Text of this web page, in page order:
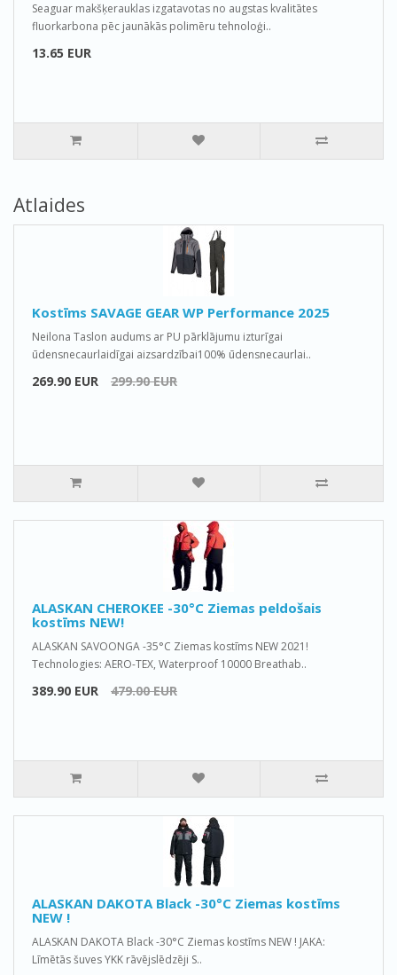
Seaguar makšķerauklas izgatavotas no augstas kvalitātes
fluorkarbona pēc jaunākās polimēru tehnoloģi..
13.65 EUR
Atlaides
Kostīms SAVAGE GEAR WP Performance 2025
Neilona Taslon audums ar PU pārklājumu izturīgai
ūdensnecaurlaidīgai aizsardzībai100% ūdensnecaurlai..
269.90 EUR 299.90 EUR
ALASKAN CHEROKEE -30°C Ziemas peldošais
kostīms NEW!
ALASKAN SAVOONGA -35°C Ziemas kostīms NEW 2021!
Technologies: AERO-TEX, Waterproof 10000 Breathab..
389.90 EUR 479.00 EUR
ALASKAN DAKOTA Black -30°C Ziemas kostīms
NEW !
ALASKAN DAKOTA Black -30°C Ziemas kostīms NEW ! JAKA:
Līmētās šuves YKK rāvējslēdzēji S..